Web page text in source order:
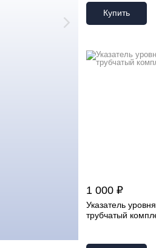
Купить
1 000 ₽
Указатель
трубчатый